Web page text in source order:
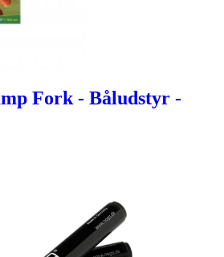
Fork - Båludstyr -